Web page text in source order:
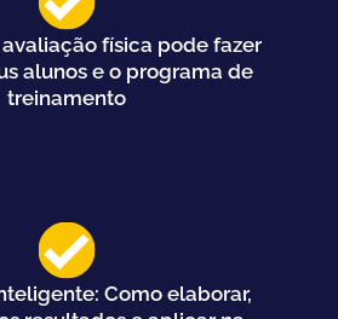
física pode fazer
alunos e o programa de
treinamento
Como elaborar,